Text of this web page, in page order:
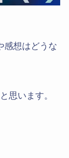
感想はどうな
思います。